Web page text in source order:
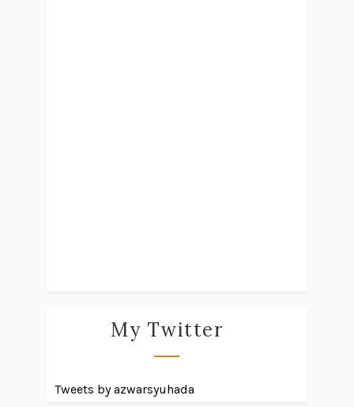
My Twitter
Tweets by azwarsyuhada